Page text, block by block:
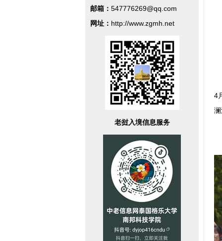
邮箱： 547776269@qq.com
网址： http://www.zgmh.net
老挝入境信息服务
4